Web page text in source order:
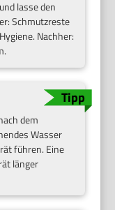
lasse den
Schmutzreste
Nachher:
dem
Wasser
führen. Eine
länger